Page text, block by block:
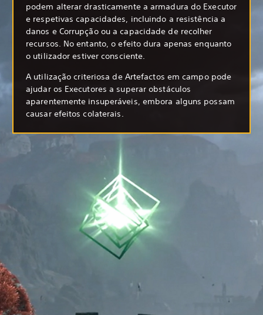
podem alterar drasticamente a armadura do Executor
e respetivas capacidades, incluindo a resistência a
danos e Corrupção ou a capacidade de recolher
recursos. No entanto, o efeito dura apenas enquanto
o utilizador estiver consciente.
A utilização criteriosa de Artefactos em campo pode
ajudar os Executores a superar obstáculos
aparentemente insuperáveis, embora alguns possam
causar efeitos colaterais.